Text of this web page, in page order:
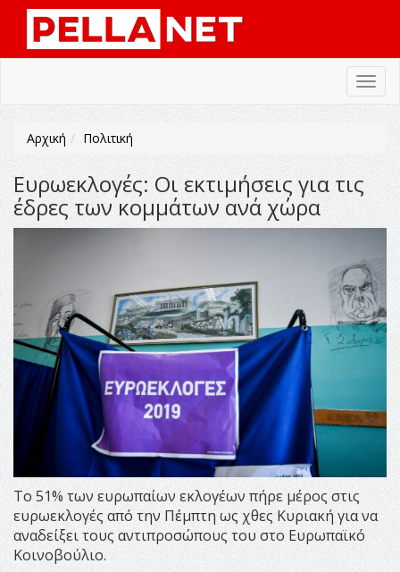
Αρχική Πολιτική
Ευρωεκλογές: Οι εκτιμήσεις για τις
έδρες των κομμάτων ανά χώρα
Το 51% των ευρωπαίων εκλογέων πήρε μέρος στις
ευρωεκλογές από την Πέμπτη ως χθες Κυριακή για να
αναδείξει τους αντιπροσώπους του στο Ευρωπαϊκό
Κοινοβούλιο.